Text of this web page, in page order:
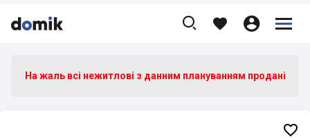


    


На жаль всі нежитлові з данним плануванням продані
